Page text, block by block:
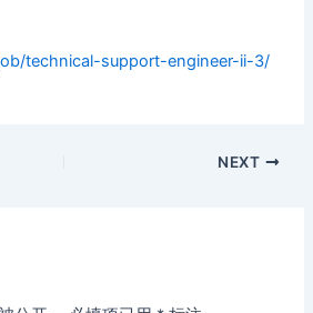
technical-support-engineer-ii-3/
NEXT